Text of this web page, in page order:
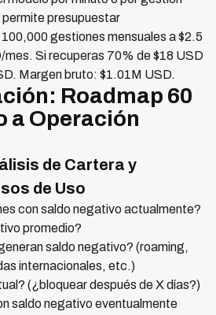
permite presupuestar
gestiones mensuales a $2.5
mes. Si recuperas 70% de $18 USD
Margen bruto: $1.01M USD.
Roadmap 60
a Operación
de Cartera y
de Uso
con saldo negativo actualmente?
promedio?
saldo negativo? (roaming,
internacionales, etc.)
(¿bloquear después de X días?)
saldo negativo eventualmente